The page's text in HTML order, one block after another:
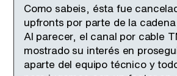
Como sabeis, ésta fue
upfronts por parte de la
Al parecer, el canal por cable
mostrado su interés en
aparte del equipo técnico y